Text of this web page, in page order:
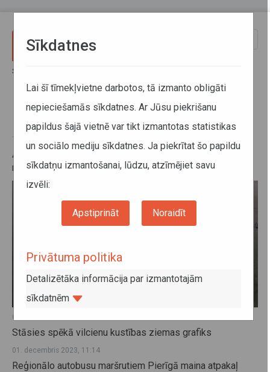
Sākums
Izmaiņas maršrutu tīklā
15. decembris 2023, 15:43
Aizkraukles, Kokneses, Lielvārdes stacijās salāgo
reģionālo autobusu un vilcienu reisus
08. decembris 2023, 16:15
Stāsies spēkā vilcienu kustības ziemas grafiks
01. decembris 2023, 11:14
Reģionālo autobusu maršrutiem Pierīgā maina atpakaļ
Sīkdatnes
Lai šī tīmekļvietne darbotos, tā izmanto obligāti
nepieciešamās sīkdatnes. Ar Jūsu piekrišanu
papildus šajā vietnē var tikt izmantotas statistikas
un sociālo mediju sīkdatnes. Ja piekrītat šo papildu
sīkdatņu izmantošanai, lūdzu, atzīmējiet savu
izvēli:
Apstiprināt Noraidīt
Privātuma politika
Detalizētāka informācija par izmantotajām
sīkdatnēm